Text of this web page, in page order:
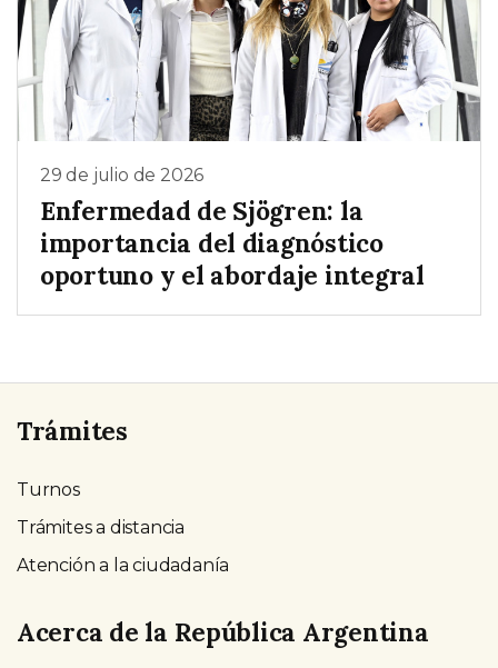
29 de julio de 2026
Enfermedad de Sjögren: la
importancia del diagnóstico
oportuno y el abordaje integral
Trámites
Turnos
Trámites a distancia
Atención a la ciudadanía
Acerca de la República Argentina